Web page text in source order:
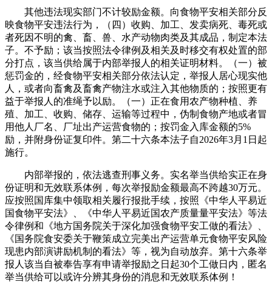
其他违法现实部门不计较励金额。向食物平安相关部分反
映食物平安违法行为，（四）收购、加工、发卖病死、毒死或
者死因不明的禽、畜、兽、水产动物肉类及其成品，制定本法
子。不予励；该当按照法令律例及相关及时移交有权处置的部
分打点，该当供给属于内部举报人的相关证明材料。（一）被
惩罚金的，经食物平安相关部分依法认定，举报人居心现实他
人，或者向畜禽及畜禽产物注水或注入其他物质的；按照更有
益于举报人的准绳予以励。（一）正在食用农产物种植、养
殖、加工、收购、储存、运输等过程中，伪制食物产地或者冒
用他人厂名、厂址出产运营食物的；按罚金入库金额的5%
励，并附身份证复印件。第二十六条本法子自2026年3月1日起
施行。
内部举报的，依法逃查刑事义务。实名举当供给实正在身
份证明和无效联系体例，每次举报励金额最高不跨越30万元。
应按照国库集中领取相关履行报批手续，按照《中华人平易近
国食物平安法》、《中华人平易近国农产质量量平安法》等法
令律例和《地方国务院关于深化加强食物平安工做的看法》、
《国务院食安委关于鞭策成立完美出产运营单元食物平安风险
现患内部演讲励机制的看法》等，视为自动放弃。第十六条举
报人该当自被奉告享有申请举报励之日起30个工做日内，匿名
举当供给可以或许分辨其身份的消息和无效联系体例！